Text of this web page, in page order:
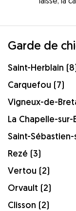
Garde de
Saint-Herblain
Carquefou (7)
Vigneux-de-
La Chapelle-sur-
Saint-
Rezé (3)
Vertou (2)
Orvault (2)
Clisson (2)